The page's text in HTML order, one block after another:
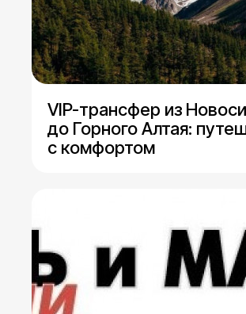
VIP-трансфер из
до Горного Алтая:
с комфортом